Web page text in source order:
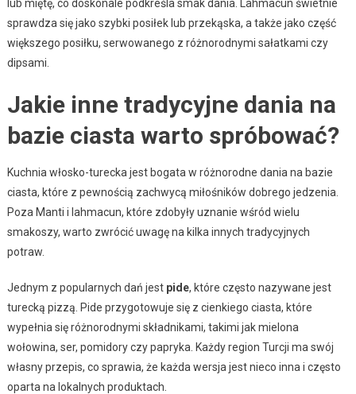
lub miętę, co doskonale podkreśla smak dania. Lahmacun świetnie
sprawdza się jako szybki posiłek lub przekąska, a także jako część
większego posiłku, serwowanego z różnorodnymi sałatkami czy
dipsami.
Jakie inne tradycyjne dania na
bazie ciasta warto spróbować?
Kuchnia włosko-turecka jest bogata w różnorodne dania na bazie
ciasta, które z pewnością zachwycą miłośników dobrego jedzenia.
Poza Manti i lahmacun, które zdobyły uznanie wśród wielu
smakoszy, warto zwrócić uwagę na kilka innych tradycyjnych
potraw.
Jednym z popularnych dań jest pide, które często nazywane jest
turecką pizzą. Pide przygotowuje się z cienkiego ciasta, które
wypełnia się różnorodnymi składnikami, takimi jak mielona
wołowina, ser, pomidory czy papryka. Każdy region Turcji ma swój
własny przepis, co sprawia, że każda wersja jest nieco inna i często
oparta na lokalnych produktach.